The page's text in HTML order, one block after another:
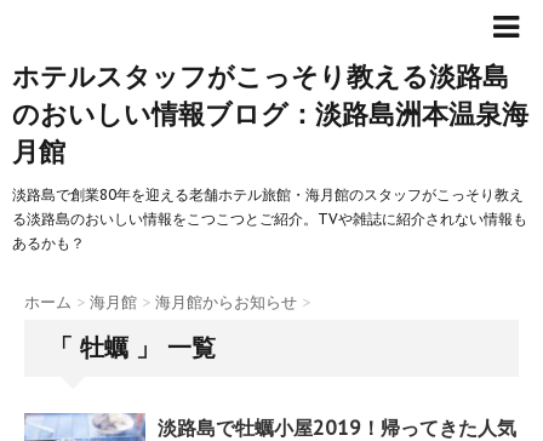
ホテルスタッフがこっそり教える淡路島
のおいしい情報ブログ：淡路島洲本温泉海
月館
淡路島で創業80年を迎える老舗ホテル旅館・海月館のスタッフがこっそり教え
る淡路島のおいしい情報をこつこつとご紹介。TVや雑誌に紹介されない情報も
あるかも？
ホーム > 海月館 > 海月館からお知らせ >
「 牡蠣 」 一覧
淡路島で牡蠣小屋2019！帰ってきた人気